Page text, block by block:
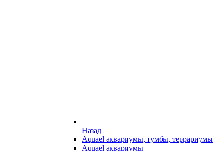
Назад
Aquael аквариумы, тумбы, террариумы
Aquael аквариумы